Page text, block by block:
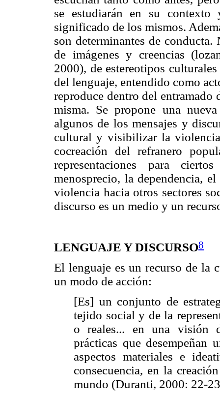
se estudiarán en su
significado de los mismos.
son determinantes de
de imágenes y creencias
2000), de estereotipos
del lenguaje, entendido como
reproduce dentro del
misma. Se propone una
algunos de los mensajes y
cultural y visibilizar la
cocreación del refranero
representaciones para
menosprecio, la dependencia,
violencia hacia otros sectores
discurso es un medio y un
LENGUAJE Y DISCURSO8
El lenguaje es un recurso de la
un modo de acción:
[Es] un conjunto de
tejido social y de la
o reales... en una visión
prácticas que desempeñan
aspectos materiales e
consecuencia, en la
mundo (Duranti, 2000: 22-